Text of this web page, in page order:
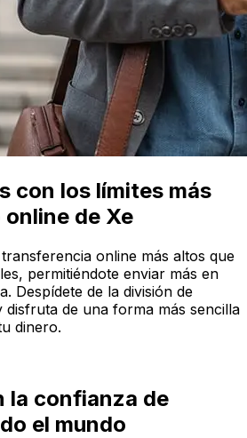
con los límites más
de Xe
online más altos que
permitiéndote enviar más en
Despídete de la división de
disfruta de una forma más sencilla
dinero.
la confianza de
el mundo